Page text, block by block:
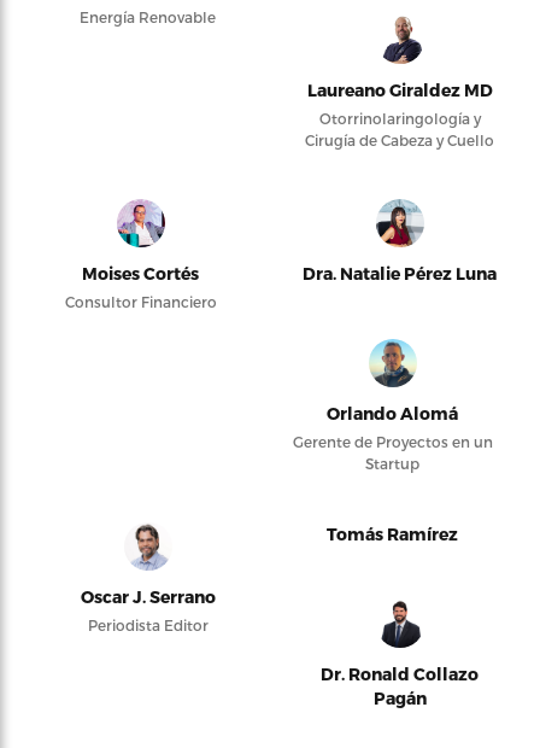
Energía Renovable
Laureano Giraldez MD
Otorrinolaringología y
Cirugía de Cabeza y Cuello
Moises Cortés
Consultor Financiero
Dra. Natalie Pérez Luna
Orlando Alomá
Gerente de Proyectos en un
Startup
Oscar J. Serrano
Periodista Editor
Tomás Ramírez
Dr. Ronald Collazo
Pagán